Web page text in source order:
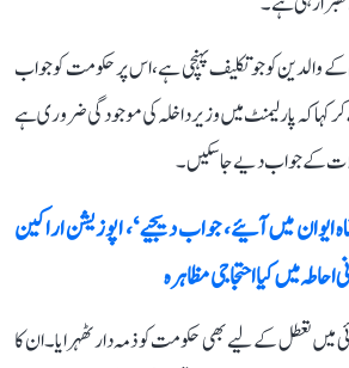
والدین کو جو تکلیف پہنچی ہے، اس پر حکومت کو جواب
کہا کہ پارلیمنٹ میں وزیر داخلہ کی موجودگی ضروری ہے
کے جواب دیے جا سکیں۔
میں آئیے، جواب دیجیے‘، اپوزیشن اراکین
میں کیا احتجاجی مظاہرہ
میں تعطل کے لیے بھی حکومت کو ذمہ دار ٹھہرایا۔ ان کا